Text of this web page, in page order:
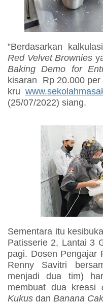
”Berdasarkan
Red Velvet Brownies
Baking Demo for
kisaran
Rp 20.000
kru
(25/07/2022) siang.
Sementara itu
Patisserie 2, Lantai 3
pagi. Dosen Pengajar
Renny Savitri
menjadi dua tim)
membuat dua kreasi
Kukus dan Banana